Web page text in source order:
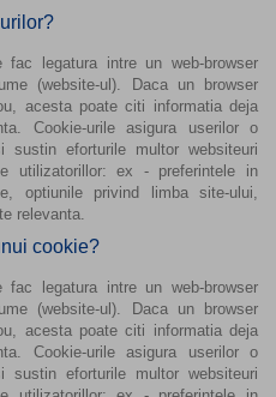
legatura intre un web-browser
(website-ul). Daca un browser
acesta poate citi informatia deja
Cookie-urile asigura userilor o
sustin eforturile multor websiteuri
utilizatorillor: ex - preferintele in
optiunile privind limba site-ului,
relevanta.
cookie?
legatura intre un web-browser
(website-ul). Daca un browser
acesta poate citi informatia deja
Cookie-urile asigura userilor o
sustin eforturile multor websiteuri